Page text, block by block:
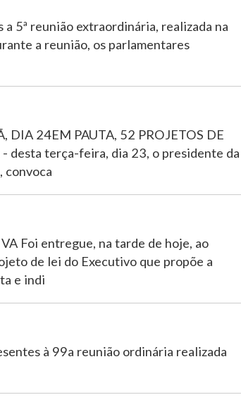
5ª reunião extraordinária, realizada na
a reunião, os parlamentares
DIA 24EM PAUTA, 52 PROJETOS DE
desta terça-feira, dia 23, o presidente da
convoca
Foi entregue, na tarde de hoje, ao
de lei do Executivo que propõe a
e indi
à 99a reunião ordinária realizada